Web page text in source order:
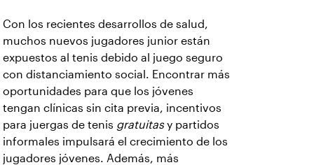
Con los recientes desarrollos de salud,
muchos nuevos jugadores junior están
expuestos al tenis debido al juego seguro
con distanciamiento social. Encontrar más
oportunidades para que los jóvenes
tengan clínicas sin cita previa, incentivos
para juergas de tenis gratuitasy partidos
informales impulsará el crecimiento de los
jugadores jóvenes. Además, más